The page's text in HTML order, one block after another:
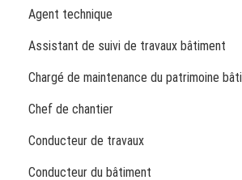
Agent technique
Assistant de suivi de travaux bâtiment
Chargé de maintenance du patrimoine bâti
Chef de chantier
Conducteur de travaux
Conducteur du bâtiment